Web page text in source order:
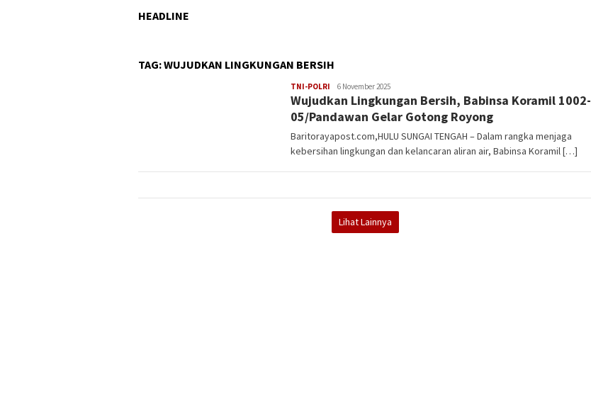
HEADLINE
TAG:WUJUDKAN LINGKUNGAN BERSIH
TNI-POLRI Mask
95
6 November 2025
Wujudkan Lingkungan Bersih, Babinsa Koramil 1002-
05/Pandawan Gelar Gotong Royong
Baritorayapost.com,HULU SUNGAI TENGAH – Dalam rangka menjaga
kebersihan lingkungan dan kelancaran aliran air, Babinsa Koramil […]
Lihat Lainnya